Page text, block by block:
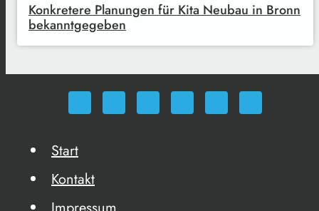
Konkretere Planungen für Kita Neubau in Bronn
bekanntgegeben
Start
Kontakt